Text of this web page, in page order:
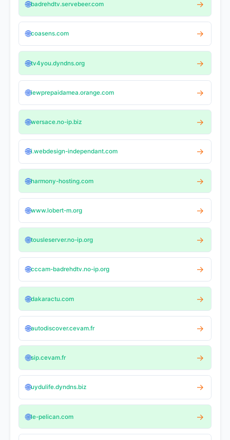
SMS Gratuit
🌐badrehdtv.servebeer.com →
🌐coasens.com →
🌐tv4you.dyndns.org →
🌐iewprepaidamea.orange.com →
🌐wersace.no-ip.biz →
🌐i.webdesign-independant.com →
🌐harmony-hosting.com →
🌐www.lobert-m.org →
🌐tousleserver.no-ip.org →
🌐cccam-badrehdtv.no-ip.org →
🌐dakaractu.com →
🌐autodiscover.cevam.fr →
🌐sip.cevam.fr →
🌐uydulife.dyndns.biz →
🌐le-pelican.com →